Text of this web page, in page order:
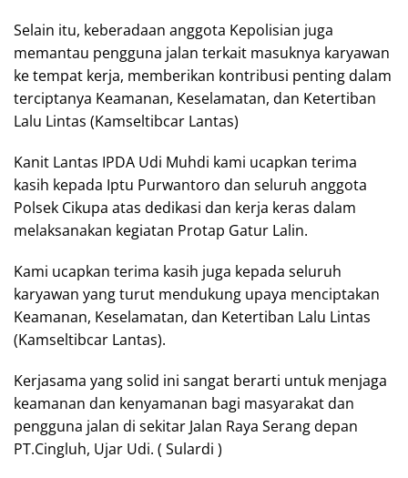
Selain itu, keberadaan anggota Kepolisian juga
memantau pengguna jalan terkait masuknya karyawan
ke tempat kerja, memberikan kontribusi penting dalam
terciptanya Keamanan, Keselamatan, dan Ketertiban
Lalu Lintas (Kamseltibcar Lantas)
Kanit Lantas IPDA Udi Muhdi kami ucapkan terima
kasih kepada Iptu Purwantoro dan seluruh anggota
Polsek Cikupa atas dedikasi dan kerja keras dalam
melaksanakan kegiatan Protap Gatur Lalin.
Kami ucapkan terima kasih juga kepada seluruh
karyawan yang turut mendukung upaya menciptakan
Keamanan, Keselamatan, dan Ketertiban Lalu Lintas
(Kamseltibcar Lantas).
Kerjasama yang solid ini sangat berarti untuk menjaga
keamanan dan kenyamanan bagi masyarakat dan
pengguna jalan di sekitar Jalan Raya Serang depan
PT.Cingluh, Ujar Udi. ( Sulardi )